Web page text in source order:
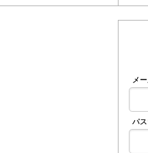
メ
パ